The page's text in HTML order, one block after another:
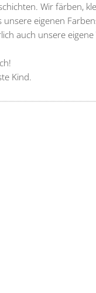
Wir färben,
eigenen
auch unsere eigene
Kind.